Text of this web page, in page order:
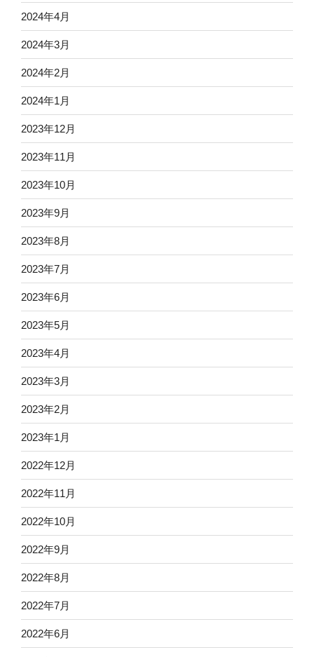
2024年4月
2024年3月
2024年2月
2024年1月
2023年12月
2023年11月
2023年10月
2023年9月
2023年8月
2023年7月
2023年6月
2023年5月
2023年4月
2023年3月
2023年2月
2023年1月
2022年12月
2022年11月
2022年10月
2022年9月
2022年8月
2022年7月
2022年6月